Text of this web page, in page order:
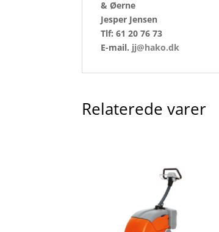
& Øerne
Jesper Jensen
Tlf: 61 20 76 73
E-mail. jj@hako.dk
Relaterede varer